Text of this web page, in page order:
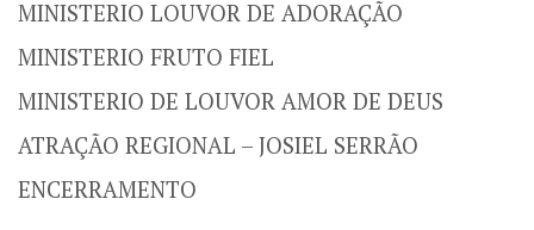
MINISTERIO LOUVOR DE ADORAÇÃO
MINISTERIO FRUTO FIEL
MINISTERIO DE LOUVOR AMOR DE DEUS
ATRAÇÃO REGIONAL – JOSIEL SERRÃO
ENCERRAMENTO